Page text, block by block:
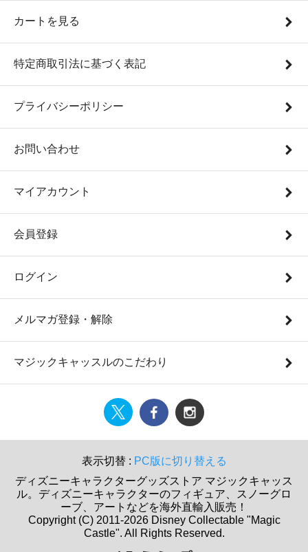
カートを見る
特定商取引法に基づく表記
プライバシーポリシー
お問い合わせ
マイアカウント
会員登録
ログイン
メルマガ登録・解除
マジックキャッスルのこだわり
表示切替 : PC版に切り替える
ディズニーキャラクターグッズストア マジックキャッス
ル。ディズニーキャラクターのフィギュア、スノーグロ
ーブ、アートなどを海外直輸入販売！
Copyright (C) 2011-2026 Disney Collectable "Magic
Castle". All Rights Reserved.